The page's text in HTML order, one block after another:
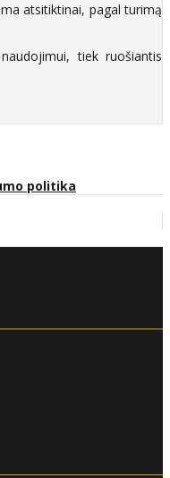
atsitiktinai, pagal turimą
tiek ruošiantis
politika